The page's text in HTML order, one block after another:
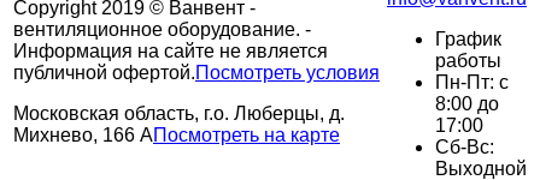
Copyright 2019 © Ванвент -
вентиляционное оборудование. -
Информация на сайте не является
публичной офертой.Посмотреть условия
Московская область, г.о. Люберцы, д.
Михнево, 166 АПосмотреть на карте
График
работы
Пн-Пт: с
8:00 до
17:00
Сб-Вс:
Выходной